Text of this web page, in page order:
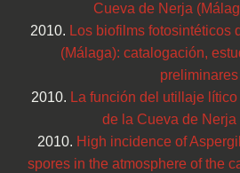
Cueva de Nerja
2010. Los biofilms fotosintéticos
(Málaga): catalogación,
preliminares
2010. La función del utillaje
de la Cueva de Nerja
2010. High incidence of
spores in the atmosphere of the